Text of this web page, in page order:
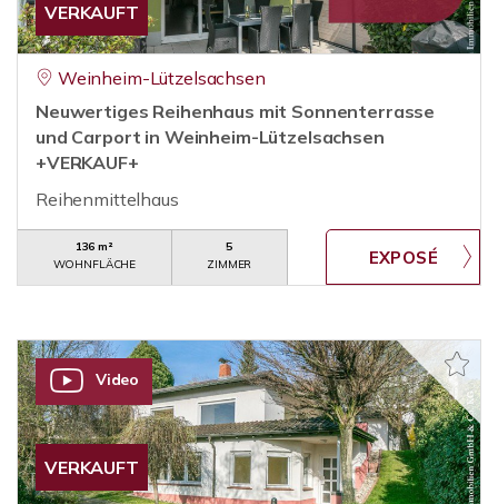
VERKAUFT
Weinheim-Lützelsachsen
Neuwertiges Reihenhaus mit Sonnenterrasse
und Carport in Weinheim-Lützelsachsen
+VERKAUF+
Reihenmittelhaus
136 m²
WOHNFLÄCHE
5
ZIMMER
VERKAUFT
Video